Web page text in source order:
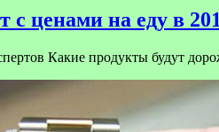
с ценами на еду в
Какие продукты будут